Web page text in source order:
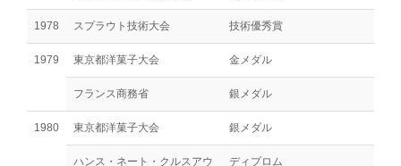
1978 スプラウト技術大会 技術優秀賞
1979 東京都洋菓子大会 金メダル
フランス商務省 銀メダル
1980 東京都洋菓子大会 銀メダル
ハンス・ネート・クルスアウ
ディプロム